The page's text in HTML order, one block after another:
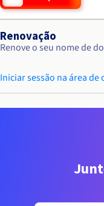
Renovação
Renove o seu nome de
Iniciar sessão na área de